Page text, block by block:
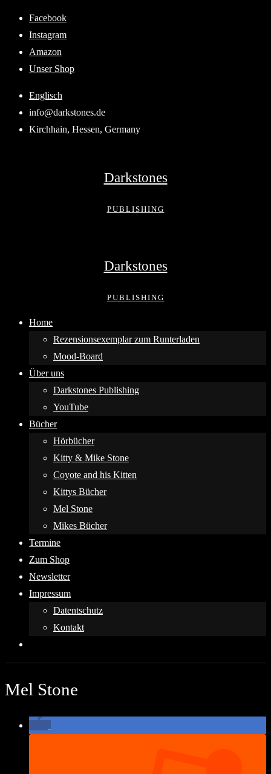
Skip
content
Facebook
Instagram
Amazon
Unser Shop
Englisch
info@darkstones.de
Kirchhain, Hessen, Germany
Darkstones
PUBLISHING
Darkstones
PUBLISHING
Home
Rezensionsexemplar zum Runterladen
Mood-Board
Über uns
Darkstones Publishing
YouTube
Bücher
Hörbücher
Kitty & Mike Stone
Coyote and his Kitten
Kittys Bücher
Mel Stone
Mikes Bücher
Termine
Zum Shop
Newsletter
Impressum
Datentschutz
Kontakt
Mel Stone